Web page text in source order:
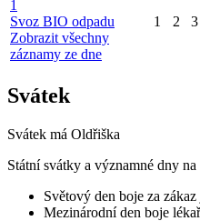
1
Svoz BIO odpadu
Zobrazit všechny
záznamy ze dne
1 2 3
Svátek
Svátek má Oldřiška
Státní svátky a významné dny na
Světový den boje za
Mezinárodní den boje